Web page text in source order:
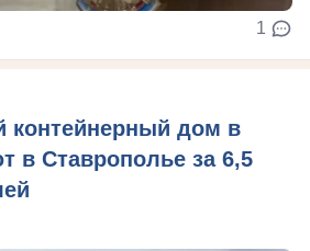
1
контейнерный дом в
в Ставрополье за 6,5